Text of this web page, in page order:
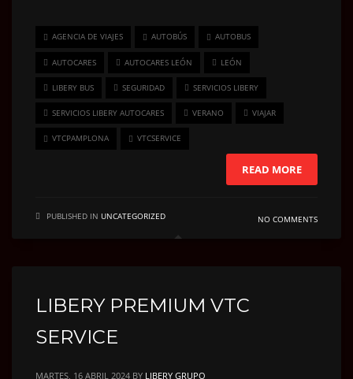
AGENCIA DE VIAJES AUTOBÚS AUTOBUS
AUTOCARES AUTOCARES LEÓN LEÓN
LIBERY BUS SEGURIDAD SERVICIOS LIBERY
SERVICIOS LIBERY AUTOCARES VERANO VIAJAR
VTCPAMPLONA VTCSERVICE
READ MORE
PUBLISHED IN UNCATEGORIZED NO COMMENTS
LIBERY PREMIUM VTC
SERVICE
MARTES, 16 ABRIL 2024 BY LIBERY GRUPO